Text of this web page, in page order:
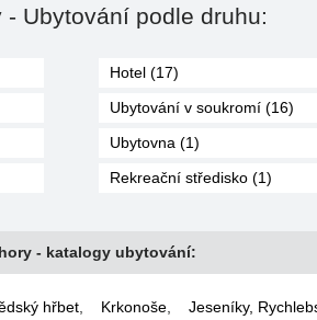
- Ubytování podle druhu:
Hotel (17)
Ubytování v soukromí (16)
Ubytovna (1)
Rekreační středisko (1)
- katalogy ubytování:
hřbet Krkonoše Jeseníky,